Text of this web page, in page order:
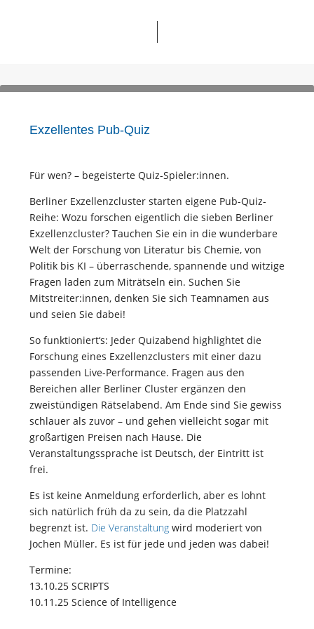
Exzellentes Pub-Quiz
Für wen? – begeisterte Quiz-Spieler:innen.
Berliner Exzellenzcluster starten eigene Pub-Quiz-
Reihe: Wozu forschen eigentlich die sieben Berliner
Exzellenzcluster? Tauchen Sie ein in die wunderbare
Welt der Forschung von Literatur bis Chemie, von
Politik bis KI – überraschende, spannende und witzige
Fragen laden zum Miträtseln ein. Suchen Sie
Mitstreiter:innen, denken Sie sich Teamnamen aus
und seien Sie dabei!
So funktioniert‘s: Jeder Quizabend highlightet die
Forschung eines Exzellenzclusters mit einer dazu
passenden Live-Performance. Fragen aus den
Bereichen aller Berliner Cluster ergänzen den
zweistündigen Rätselabend. Am Ende sind Sie gewiss
schlauer als zuvor – und gehen vielleicht sogar mit
großartigen Preisen nach Hause. Die
Veranstaltungssprache ist Deutsch, der Eintritt ist
frei.
Es ist keine Anmeldung erforderlich, aber es lohnt
sich natürlich früh da zu sein, da die Platzzahl
begrenzt ist. Die Veranstaltung wird moderiert von
Jochen Müller. Es ist für jede und jeden was dabei!
Termine:
13.10.25 SCRIPTS
10.11.25 Science of Intelligence